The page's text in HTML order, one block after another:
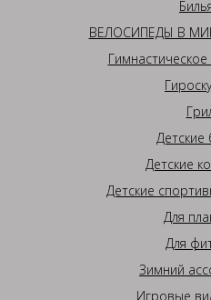
ВЕЛОСИПЕДЫ В
Детские
Детские
Детские
Для
Для
Зимний
Игровые